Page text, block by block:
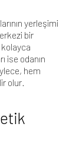
yerleşimi
bir
ise odanın
hem
olur.